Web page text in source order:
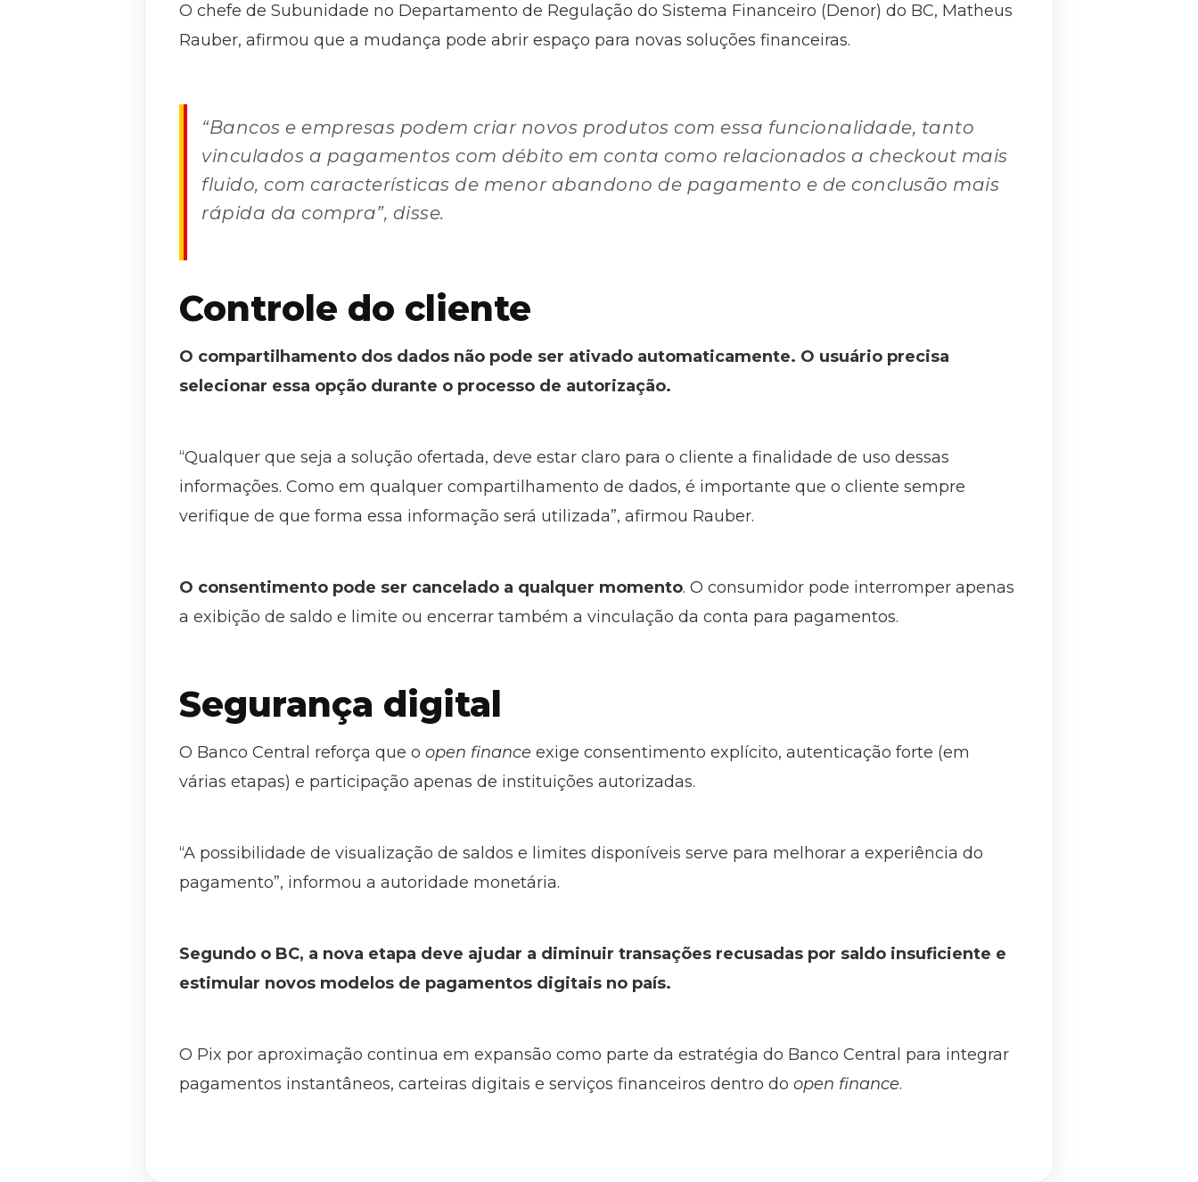
O chefe de Subunidade no Departamento de Regulação do Sistema Financeiro (Denor) do BC, Matheus
Rauber, afirmou que a mudança pode abrir espaço para novas soluções financeiras.
“Bancos e empresas podem criar novos produtos com essa funcionalidade, tanto
vinculados a pagamentos com débito em conta como relacionados a checkout mais
fluido, com características de menor abandono de pagamento e de conclusão mais
rápida da compra”, disse.
Controle do cliente
O compartilhamento dos dados não pode ser ativado automaticamente. O usuário precisa
selecionar essa opção durante o processo de autorização.
“Qualquer que seja a solução ofertada, deve estar claro para o cliente a finalidade de uso dessas
informações. Como em qualquer compartilhamento de dados, é importante que o cliente sempre
verifique de que forma essa informação será utilizada”, afirmou Rauber.
O consentimento pode ser cancelado a qualquer momento. O consumidor pode interromper apenas
a exibição de saldo e limite ou encerrar também a vinculação da conta para pagamentos.
Segurança digital
O Banco Central reforça que o open finance exige consentimento explícito, autenticação forte (em
várias etapas) e participação apenas de instituições autorizadas.
“A possibilidade de visualização de saldos e limites disponíveis serve para melhorar a experiência do
pagamento”, informou a autoridade monetária.
Segundo o BC, a nova etapa deve ajudar a diminuir transações recusadas por saldo insuficiente e
estimular novos modelos de pagamentos digitais no país.
O Pix por aproximação continua em expansão como parte da estratégia do Banco Central para integrar
pagamentos instantâneos, carteiras digitais e serviços financeiros dentro do open finance.